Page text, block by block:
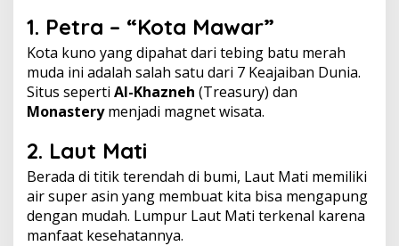
1. Petra – “Kota Mawar”
Kota kuno yang dipahat dari tebing batu merah
muda ini adalah salah satu dari 7 Keajaiban Dunia.
Situs seperti Al-Khazneh (Treasury) dan
Monasterymenjadi magnet wisata.
2. Laut Mati
Berada di titik terendah di bumi, Laut Mati memiliki
air super asin yang membuat kita bisa mengapung
dengan mudah. Lumpur Laut Mati terkenal karena
manfaat kesehatannya.